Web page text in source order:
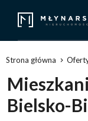
Strona główna
Bielsko-